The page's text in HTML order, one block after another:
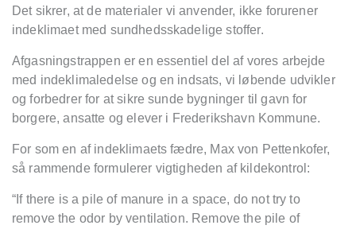
Det sikrer, at de materialer vi anvender, ikke forurener
indeklimaet med sundhedsskadelige stoffer.
Afgasningstrappen er en essentiel del af vores arbejde
med indeklimaledelse og en indsats, vi løbende udvikler
og forbedrer for at sikre sunde bygninger til gavn for
borgere, ansatte og elever i Frederikshavn Kommune.
For som en af indeklimaets fædre, Max von Pettenkofer,
så rammende formulerer vigtigheden af kildekontrol:
“If there is a pile of manure in a space, do not try to
remove the odor by ventilation. Remove the pile of